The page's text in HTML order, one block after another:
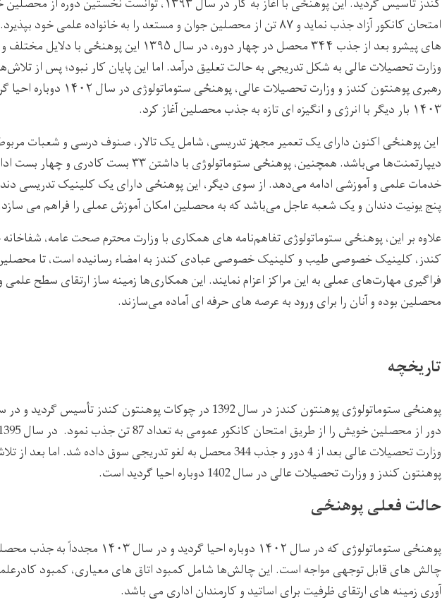
امتحان کانکور آزاد جذب نماید و۸۷تن از محصلین جوان و مستعد را به خانواده علمی خود
‌هایپیشرو بعداز جذب ۳۴۴محصل در چهار دوره، در سال۱۳۹۵ این پوهنځیبادلایل مختلف و
وزارت تحصیلات عالی بهشکلتدریجی به حالت تعلیق درآمد. اما این پایان کار نبود؛ پس از
رهبری پوهنتون کندزو وزارت تحصیلات عالی، پوهنځی ستوماتولوژی در سال۱۴۰۲ دوباره احیا
۱۴۰۳ بار دیگر با انرژی و انگیزه‌ای تازه به جذب محصلین آغاز کرد.
این پوهنځی اکنون دارای یک تعمیر مجهز تدریسی، شامل یک تالار، صنوف درسی و شعبات
دیپارتمنت‌ها می‌باشد. همچنین، پوهنځی ستوماتولوژی با داشتن۳۳بست کادری و چهار بست
خدمات علمی و آموزشی ادامه می‌دهد. از سوی دیگر، این پوهنځی دارای یک کلینیک تدریسی
پنج یونیتدندانو یک شعبه عاجل می‌باشد که به محصلین امکان آموزش عملی را فراهم می‌سازد
علاوه بر این، پوهنځی ستوماتولوژی تفاهم‌نامه‌های همکاری با وزارت محترم صحت عامه،
کندز، کلینیک خصوصی طیب و کلینیک خصوصی عبادی کندز به امضاءرسانیدهاست، تا
فراگیری مهارت‌های عملی به این مراکز اعزام نمایند. این همکاری‌ها زمینه‌ساز ارتقای سطح علمی
محصلین بوده و آنان را برای ورود به عرصه‌های حرفه‌ای آماده می‌سازند.
تاریخچه
پوهنځی
وزارت تحصیلات عالی بعد از 4 دور و جذب 344 محصل به لغو تدریجی سوق داده شد.
پوهنتون کندز و وزارت تحصیلات عالی در سال 1402 دوباره احیا گردید است
.
حالت فعلی پوهنځی
پوهنځی ستوماتولوژی که در سال۱۴۰۲ دوباره احیا گردید و در سال۱۴۰۳ مجدداً به جذب
چالش‌های قابل توجهی مواجه است. این چالش‌ها شامل کمبود اتاق‌های معیاری،کمبود
‌آوری زمینه‌های ارتقای ظرفیت برای اساتید و کارمندان اداری می‌باشد.